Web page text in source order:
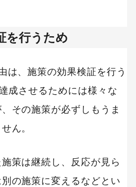
を行うため
は、施策の効果検証を行う
成させるためには様々な
その施策が必ずしもうま
ん。
策は継続し、反応が見ら
の施策に変えるなどとい